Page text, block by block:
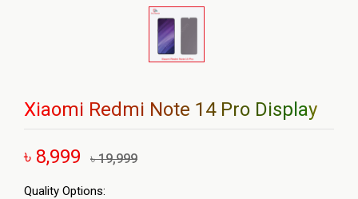
Xiaomi Redmi Note 14 Pro Display
৳ 8,999 ৳ 19,999
Quality Options: